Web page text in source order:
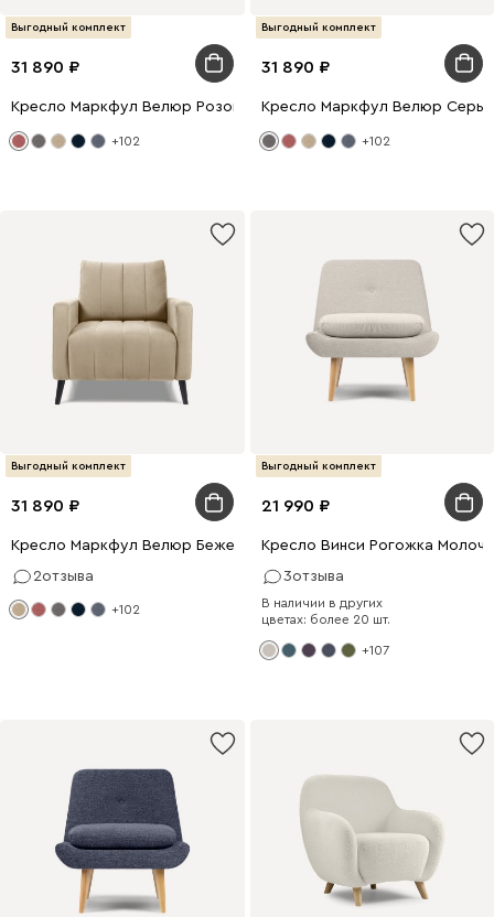
Выгодный комплект
31 890
Кресло Маркфул Велюр Розовый
+102
Выгодный комплект
31 890
Кресло Маркфул Велюр Серый
+102
Выгодный комплект
31 890
Кресло Маркфул Велюр Бежевый
2отзыва
+102
Выгодный комплект
21 990
Кресло Винси Рогожка
3отзыва
В наличии в других
цветах: более 20 шт.
+107